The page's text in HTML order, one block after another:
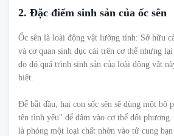
2. Đặc điểm sinh sản của ốc sên
Ốc sên là loài động vật lưỡng tính: Sở hữu
và cơ quan sinh dục cái trên cơ thể nhưng
do đó quá trình sinh sản của loài động vật
biệt.
Để bắt đầu, hai con sốc sên sẽ dùng một bộ
tên tình yêu" để đâm vào cơ thể đối
là phóng một loại chất nhờn vào tử cung